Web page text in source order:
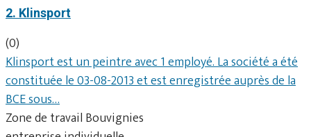
2. Klinsport
(0)
Klinsport est un peintre avec 1 employé. La société a été
constituée le 03-08-2013 et est enregistrée auprès de la
BCE sous…
Zone de travail Bouvignies